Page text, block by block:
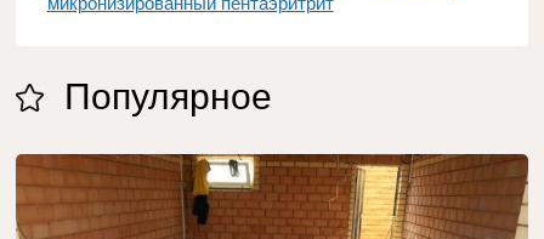
Популярное